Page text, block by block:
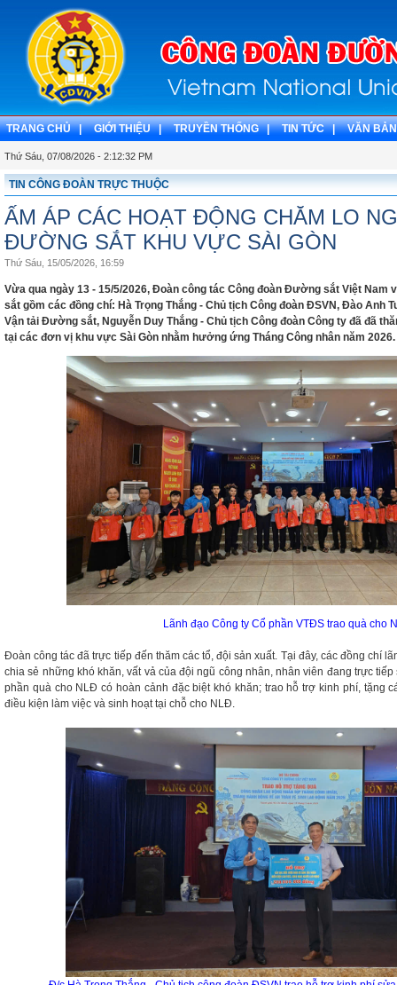
TRANG CHỦ | GIỚI THIỆU | TRUYỀN THỐNG | TIN TỨC | VĂN
Thứ Sáu, 07/08/2026 - 2:12:32 PM
TIN CÔNG ĐOÀN TRỰC THUỘC
ẤM ÁP CÁC HOẠT ĐỘNG CHĂM LO
ĐƯỜNG SẮT KHU VỰC SÀI GÒN
Thứ Sáu, 15/05/2026, 16:59
Vừa qua ngày 13 - 15/5/2026, Đoàn công tác Công đoàn Đường sắt Việt Nam
sắt gồm các đồng chí: Hà Trọng Thắng - Chủ tịch Công đoàn ĐSVN, Đào Anh
Vận tải Đường sắt, Nguyễn Duy Thắng - Chủ tịch Công đoàn Công ty đã đã
tại các đơn vị khu vực Sài Gòn nhằm hưởng ứng Tháng Công nhân năm 2026.
Lãnh đạo Công ty Cổ phần VTĐS trao quà cho
Đoàn công tác đã trực tiếp đến thăm các tổ, đội sản xuất. Tại đây, các đồng chí
chia sẻ những khó khăn, vất vả của đội ngũ công nhân, nhân viên đang trực
phần quà cho NLĐ có hoàn cảnh đặc biệt khó khăn; trao hỗ trợ kinh phí, tặng
điều kiện làm việc và sinh hoạt tại chỗ cho NLĐ.